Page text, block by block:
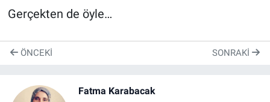
Gerçekten de öyle…
ÖNCEKI SONRAKI
Fatma Karabacak